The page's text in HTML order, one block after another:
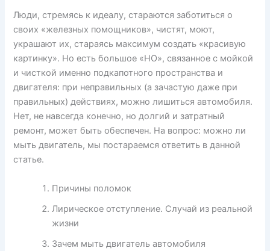
Люди, стремясь к идеалу, стараются заботиться о
своих «железных помощников», чистят, моют,
украшают их, стараясь максимум создать «красивую
картинку». Но есть большое «НО», связанное с мойкой
и чисткой именно подкапотного пространства и
двигателя: при неправильных (а зачастую даже при
правильных) действиях, можно лишиться автомобиля.
Нет, не навсегда конечно, но долгий и затратный
ремонт, может быть обеспечен. На вопрос: можно ли
мыть двигатель, мы постараемся ответить в данной
статье.
Причины поломок
Лирическое отступление. Случай из реальной
жизни
Зачем мыть двигатель автомобиля